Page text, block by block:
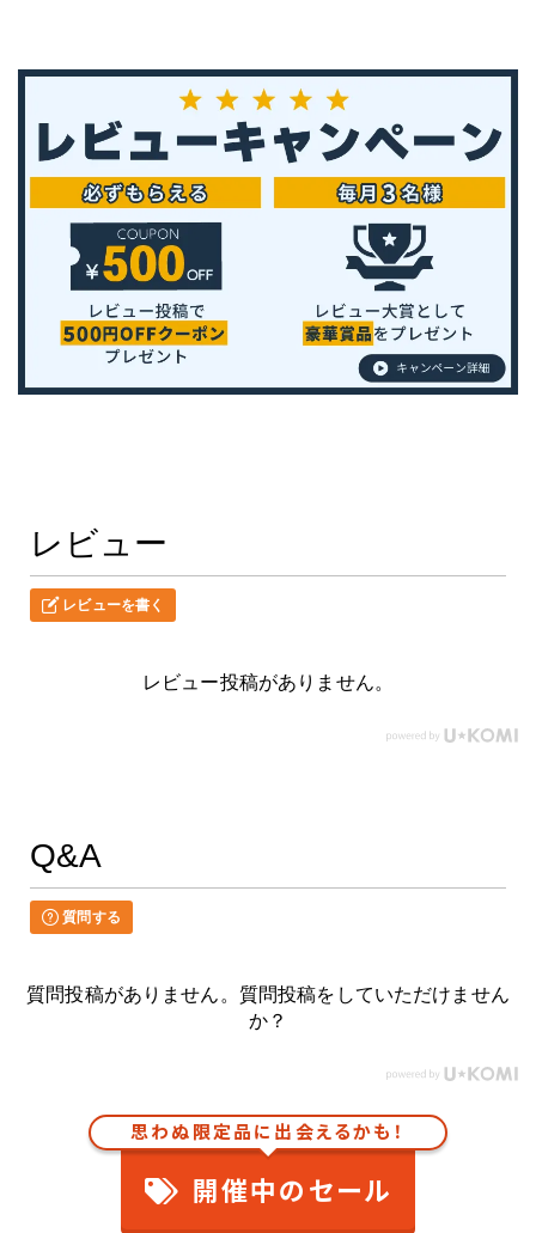
レビュー
レビューを書く
レビュー投稿がありません。
Q&A
質問する
質問投稿がありません。質問投稿をしていただけません
か？
思わぬ限定品に出会えるかも！
開催中のセール